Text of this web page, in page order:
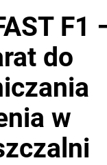
F1
do
w